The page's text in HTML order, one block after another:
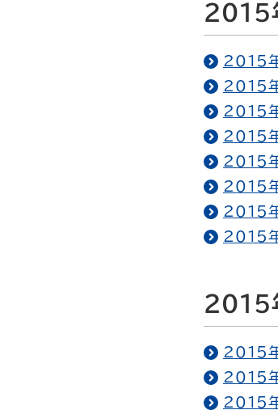
2015
2015
2015年
2015
2015
2015年
2015年
2015
2015
2015
2015
2015年
2015年